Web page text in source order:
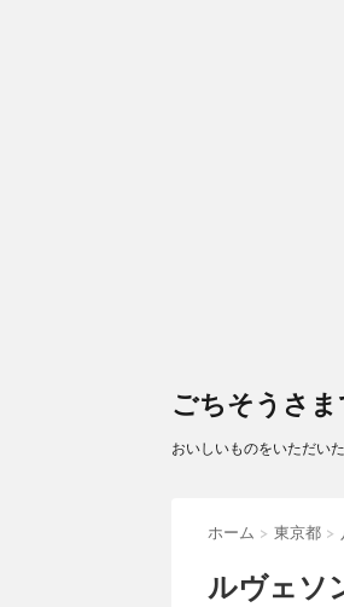
ごちそうさ
おいしいものをいただい
ホーム > 東京都 >
ルヴェソ